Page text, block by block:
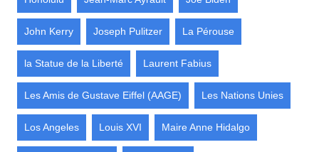
John Kerry Joseph Pulitzer La Pérouse
la Statue de la Liberté Laurent Fabius
Les Amis de Gustave Eiffel (AAGE) Les Nations Unies
Los Angeles Louis XVI Maire Anne Hidalgo